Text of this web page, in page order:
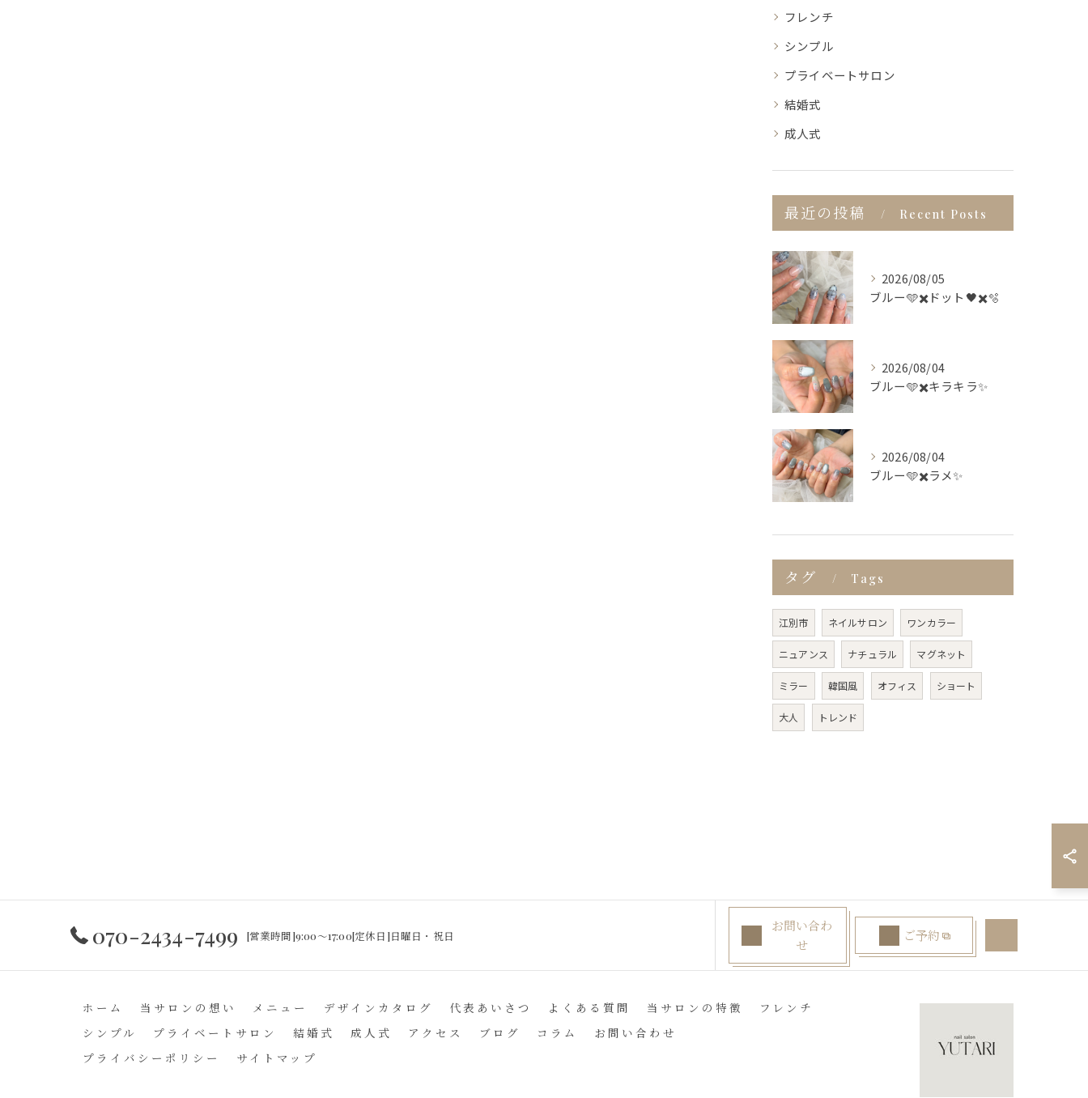
フレンチ
シンプル
プライベートサロン
結婚式
成人式
最近の投稿 Recent Posts
2026/08/05
ブルー🩵✖️ドット🖤✖️🫧
2026/08/04
ブルー🩵✖️キラキラ✨
2026/08/04
ブルー🩵✖️ラメ✨
タグ Tags
江別市 ネイルサロン ワンカラー
ニュアンス ナチュラル マグネット
ミラー 韓国風 オフィス ショート
大人 トレンド
070-2434-7499 [営業時間]9:00～17:00[定休日]日曜日・祝日
お問い合わ
せ
ご予約
ホーム 当サロンの想い メニュー デザインカタログ 代表あいさつ よくある質問 当サロンの特徴
フレンチ
シンプル
プライベートサロン 結婚式 成人式 アクセス ブログ コラム
お問い合わせ
プライバシーポリシー
サイトマップ